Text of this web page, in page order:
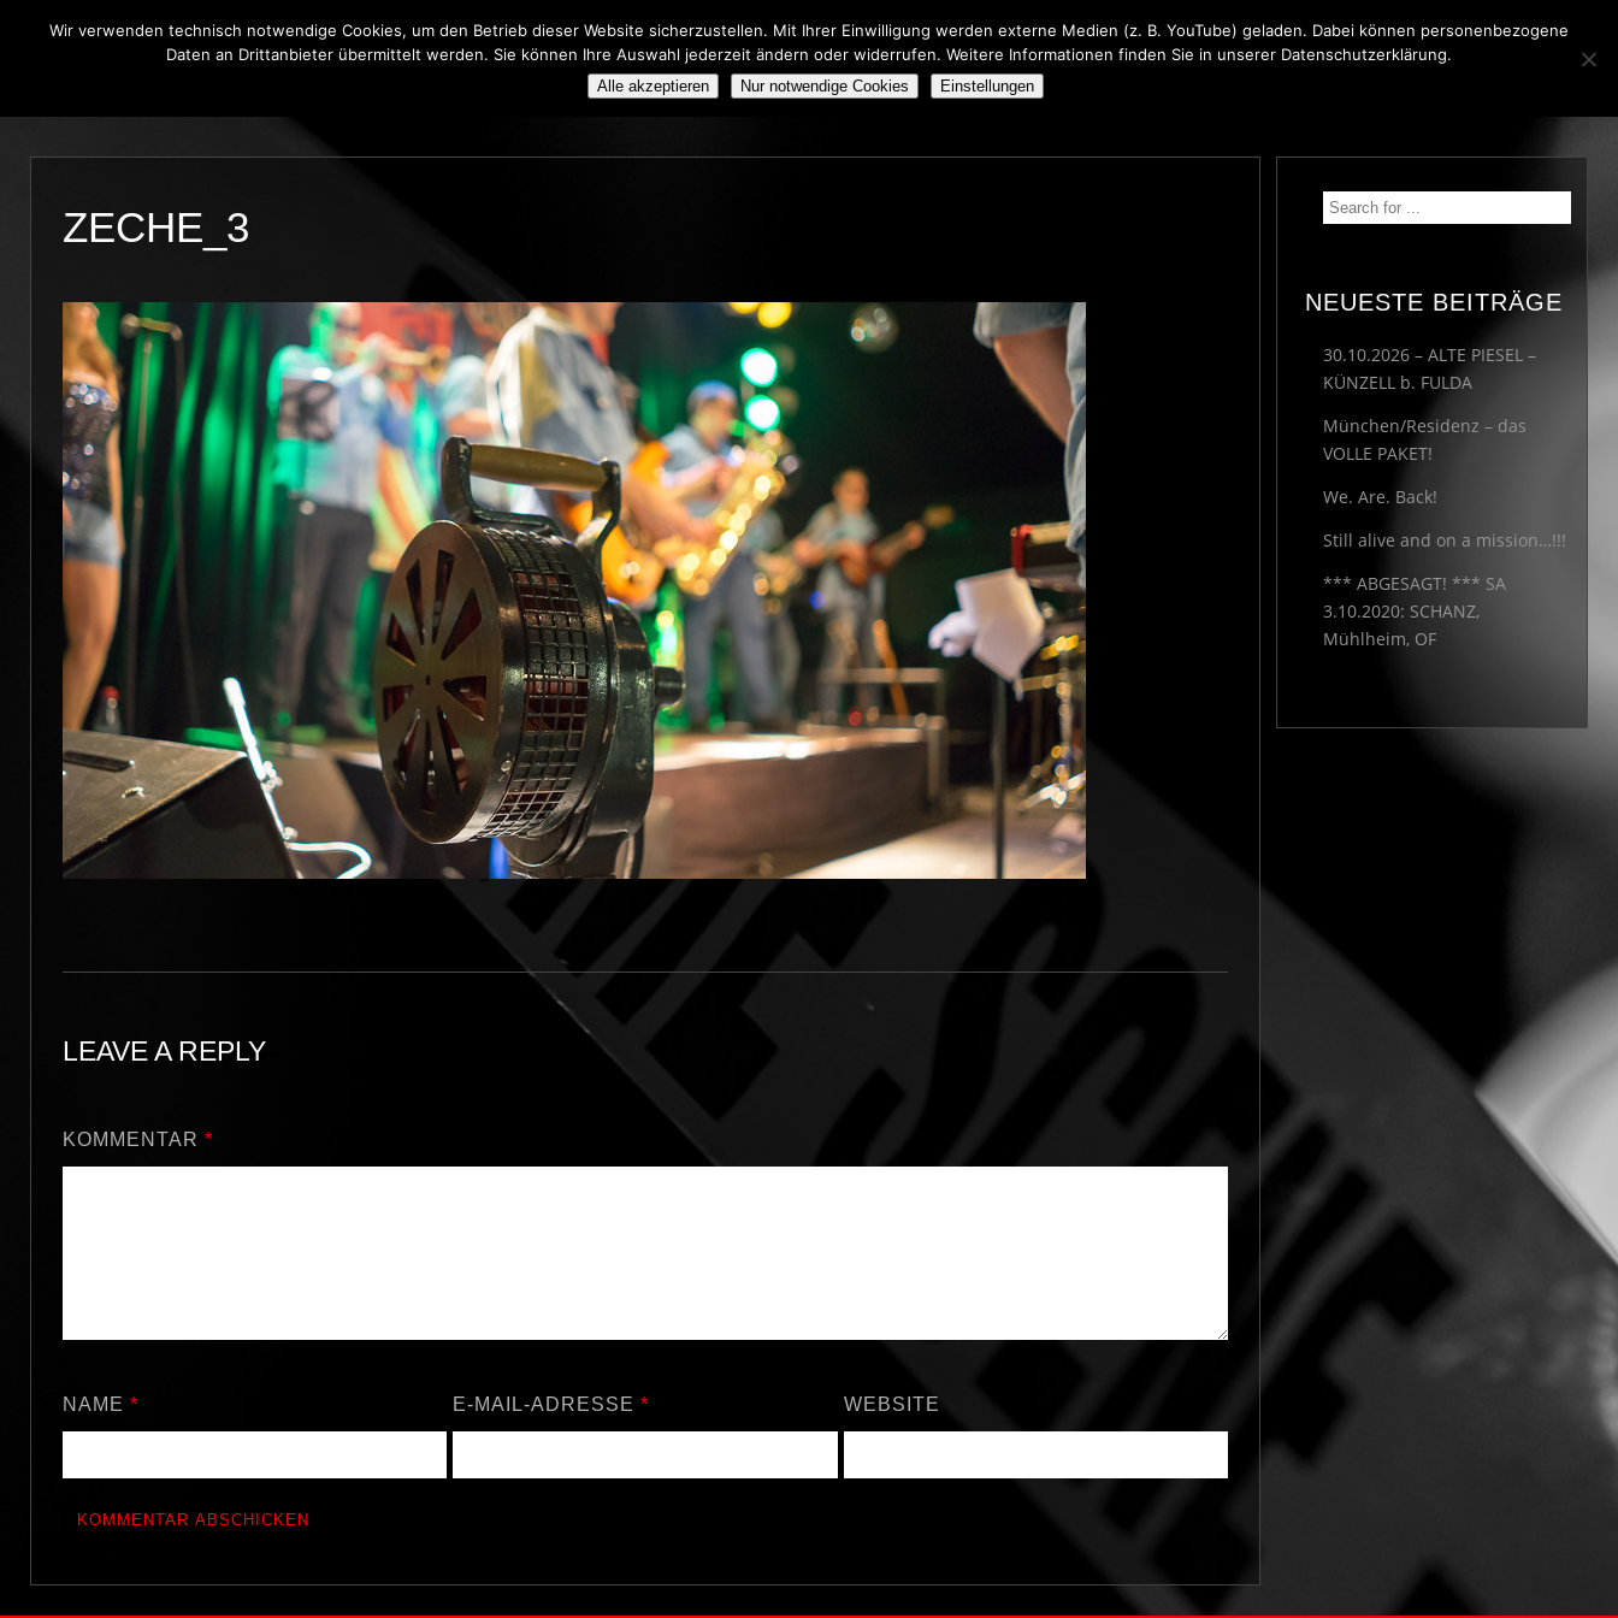
THE BLUE ONIONS BLUES BROTHERS TRIBUTE SHOW IMPRESSUM
ZECHE_3
LEAVE A REPLY
KOMMENTAR *
NAME * E-MAIL-ADRESSE* WEBSITE
NEUESTE BEITRÄGE
30.10.2026 – ALTE PIESEL –
KÜNZELL b. FULDA
München/Residenz – das
VOLLE PAKET!
We. Are. Back!
Still alive and on a mission…!!!
*** ABGESAGT! *** SA
3.10.2020: SCHANZ,
Mühlheim, OF
Wir verwenden technisch notwendige Cookies, um den Betrieb dieser Website sicherzustellen. Mit Ihrer Einwilligung werden externe Medien (z. B. YouTube) geladen. Dabei können personenbezogene
Daten an Drittanbieter übermittelt werden. Sie können Ihre Auswahl jederzeit ändern oder widerrufen. Weitere Informationen finden Sie in unserer Datenschutzerklärung.
Alle akzeptieren Nur notwendige Cookies Einstellungen